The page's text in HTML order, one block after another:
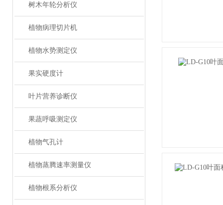
树木年轮分析仪
植物病理切片机
植物水势测定仪
果实硬度计
叶片营养诊断仪
果蔬呼吸测定仪
植物气孔计
植物蒸腾速率测量仪
植物根系分析仪